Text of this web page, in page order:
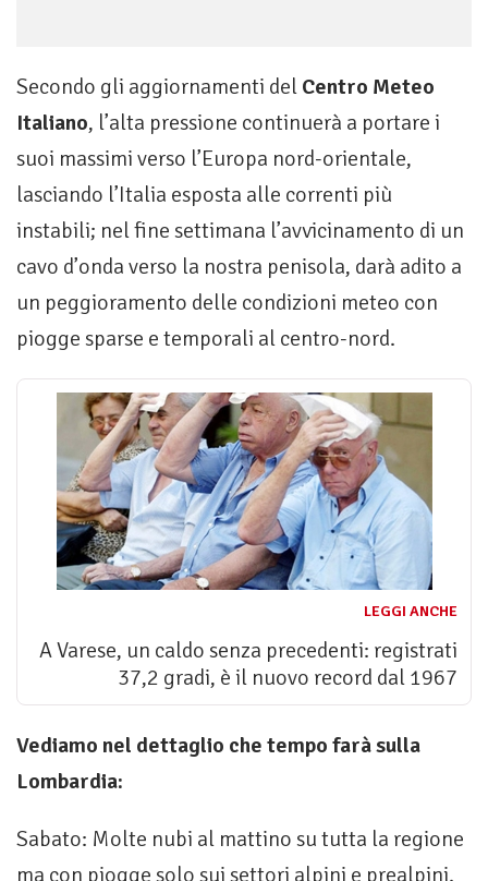
Secondo gli aggiornamenti del Centro Meteo
Italiano, l’alta pressione continuerà a portare i
suoi massimi verso l’Europa nord-orientale,
lasciando l’Italia esposta alle correnti più
instabili; nel fine settimana l’avvicinamento di un
cavo d’onda verso la nostra penisola, darà adito a
un peggioramento delle condizioni meteo con
piogge sparse e temporali al centro-nord.
LEGGI ANCHE
A Varese, un caldo senza precedenti: registrati
37,2 gradi, è il nuovo record dal 1967
Vediamo nel dettaglio che tempo farà sulla
Lombardia:
Sabato: Molte nubi al mattino su tutta la regione
ma con piogge solo sui settori alpini e prealpini.